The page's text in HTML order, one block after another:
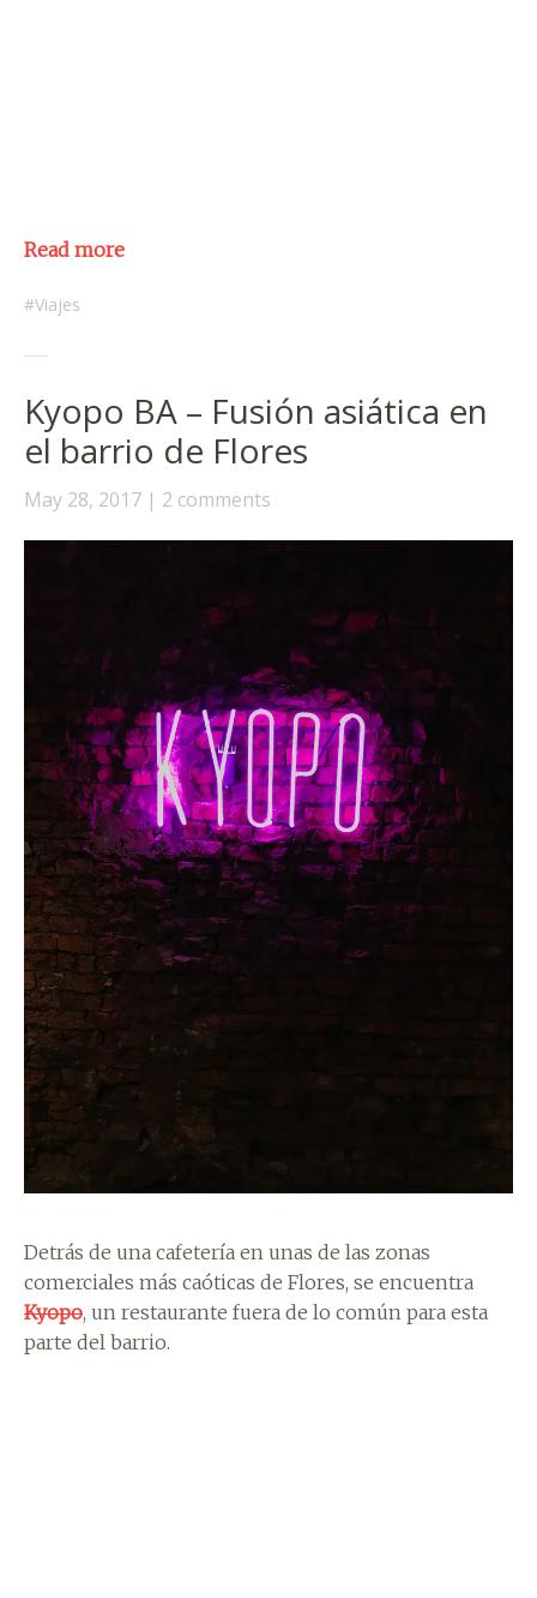
Read more
Viajes
Kyopo BA – Fusión asiática en
el barrio de Flores
May 28, 2017 2 comments
Detrás de una cafetería en unas de las zonas
comerciales más caóticas de Flores, se encuentra
Kyopo, un restaurante fuera de lo común para esta
parte del barrio.